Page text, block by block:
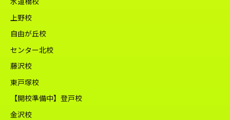
上野校
自由が丘校
センター北校
藤沢校
東戸塚校
【開校準備中】登戸校
金沢校